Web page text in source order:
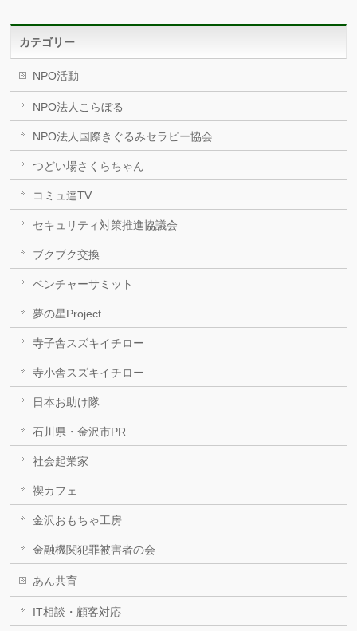
カテゴリー
NPO活動
NPO法人こらぼる
NPO法人国際きぐるみセラピー協会
つどい場さくらちゃん
コミュ達TV
セキュリティ対策推進協議会
ブクブク交換
ベンチャーサミット
夢の星Project
寺子舎スズキイチロー
寺小舎スズキイチロー
日本お助け隊
石川県・金沢市PR
社会起業家
禊カフェ
金沢おもちゃ工房
金融機関犯罪被害者の会
あん共育
IT相談・顧客対応